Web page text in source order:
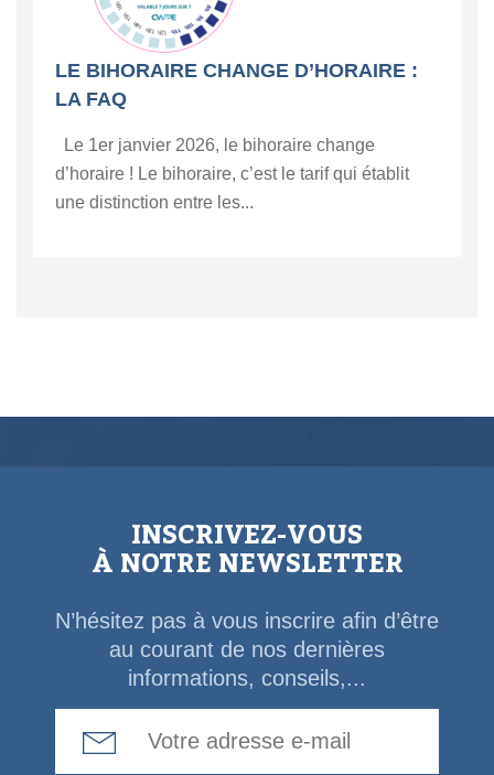
LE BIHORAIRE CHANGE D’HORAIRE :
LA FAQ
Le 1er janvier 2026, le bihoraire change
d’horaire ! Le bihoraire, c’est le tarif qui établit
une distinction entre les...
INSCRIVEZ-VOUS
À NOTRE NEWSLETTER
N’hésitez pas à vous inscrire afin d’être
au courant de nos dernières
informations, conseils,...